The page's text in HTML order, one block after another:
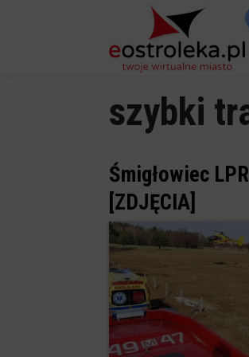
szybki
Śmigłowiec
[ZDJĘCIA]